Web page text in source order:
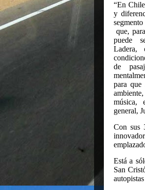
“En
y
que,
puede
Ladera,
de
para que
música,
general,
Con sus
Está a
San